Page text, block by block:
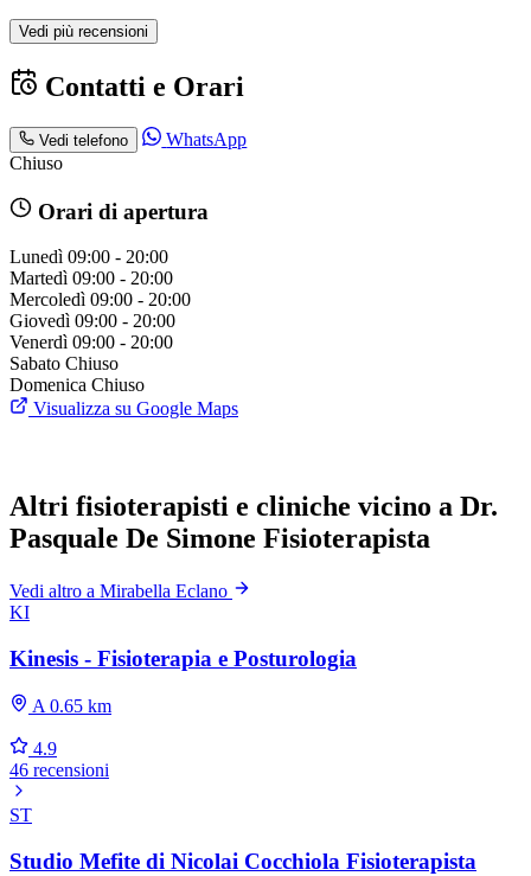
Vedi più recensioni
Contatti e Orari
Vedi telefono
WhatsApp
Chiuso
Orari di apertura
Lunedì 09:00 - 20:00
Martedì 09:00 - 20:00
Mercoledì 09:00 - 20:00
Giovedì 09:00 - 20:00
Venerdì 09:00 - 20:00
Sabato Chiuso
Domenica Chiuso
Visualizza su Google Maps
Altri fisioterapisti e cliniche vicino a Dr.
Pasquale De Simone Fisioterapista
Vedi altro a Mirabella Eclano
KI
Kinesis - Fisioterapia e Posturologia
A 0.65 km
4.9
46 recensioni
ST
Studio Mefite di Nicolai Cocchiola Fisioterapista